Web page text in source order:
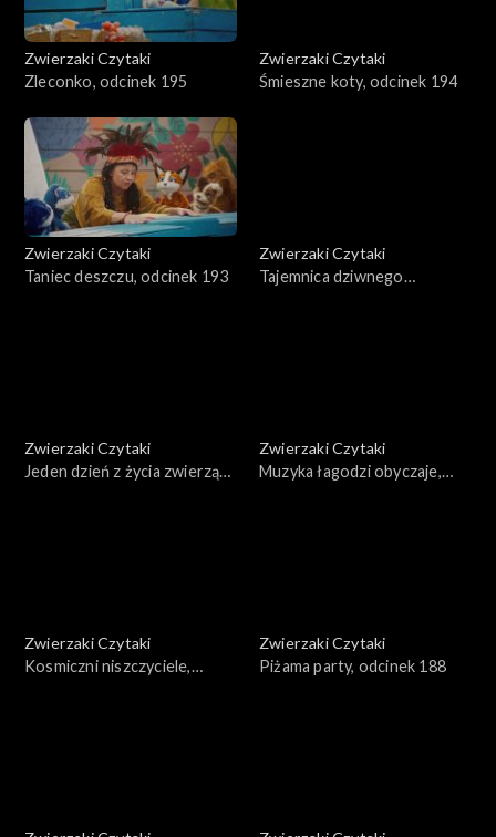
Zwierzaki Czytaki
Zleconko, odcinek 195
Zwierzaki Czytaki
Śmieszne koty, odcinek 194
Zwierzaki Czytaki
Taniec deszczu, odcinek 193
Zwierzaki Czytaki
Tajemnica dziwnego
Zwierzaki Czytaki
Jeden dzień z życia zwierząt
Zwierzaki Czytaki
Muzyka łagodzi obyczaje,
Zwierzaki Czytaki
Kosmiczni niszczyciele,
Zwierzaki Czytaki
Piżama party, odcinek 188